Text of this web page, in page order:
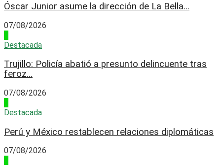
Óscar Junior asume la dirección de La Bella...
07/08/2026
Destacada
Trujillo: Policía abatió a presunto delincuente tras
feroz...
07/08/2026
Destacada
Perú y México restablecen relaciones diplomáticas
07/08/2026